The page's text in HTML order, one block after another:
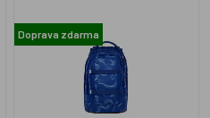
Doprava zdarma